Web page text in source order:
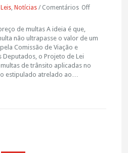
Leis, Notícias / Comentários Off
de multas A ideia é que,
não ultrapasse o valor de um
Comissão de Viação e
o Projeto de Lei
de trânsito aplicadas no
estipulado atrelado ao…